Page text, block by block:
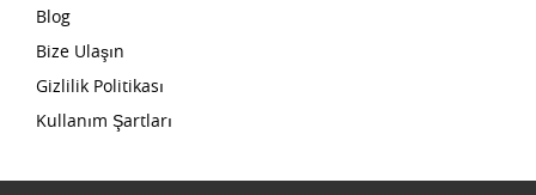
Blog
Bize Ulaşın
Gizlilik Politikası
Kullanım Şartları